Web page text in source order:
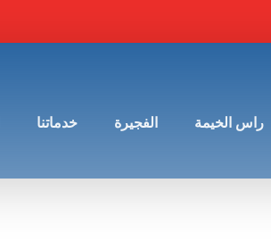
راس الخيمة الفجيرة خدماتنا